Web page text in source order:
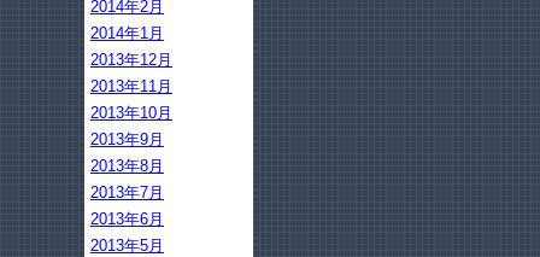
2014年2月
2014年1月
2013年12月
2013年11月
2013年10月
2013年9月
2013年8月
2013年7月
2013年6月
2013年5月